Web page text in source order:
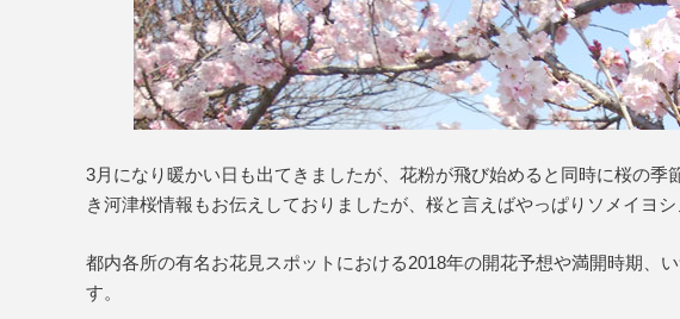
3月になり暖かい日も出てきましたが、花粉が飛び始めると同時に桜の
き河津桜情報もお伝えしておりましたが、桜と言えばやっぱりソメイヨシ
都内各所の有名お花見スポットにおける2018年の開花予想や満開時期、
す。